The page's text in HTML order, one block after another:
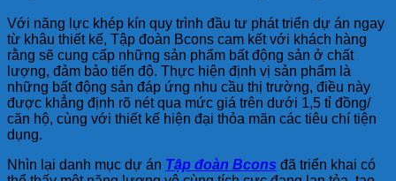
Với năng lực khép kín quy trình đầu tư phát triển dự án ngay
từ khâu thiết kế, Tập đoàn Bcons cam kết với khách hàng
rằng sẽ cung cấp những sản phẩm bất động sản ở chất
lượng, đảm bảo tiến độ. Thực hiện định vị sản phẩm là
những bất động sản đáp ứng nhu cầu thị trường, điều này
được khẳng định rõ nét qua mức giá trên dưới 1,5 tỉ đồng/
căn hộ, cùng với thiết kế hiện đại thỏa mãn các tiêu chí tiện
dụng.
Nhìn lại danh mục dự án Tập đoàn Bcons đã triển khai có